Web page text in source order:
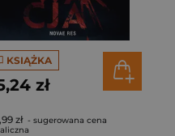
KSIĄŻKA
zł
zł - sugerowana cena